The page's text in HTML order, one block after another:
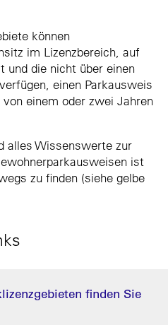
können
im Lizenzbereich, auf
und die nicht über einen
einen Parkausweis
einem oder zwei Jahren
alles Wissenswerte zur
ist
zu finden (siehe gelbe
finden Sie